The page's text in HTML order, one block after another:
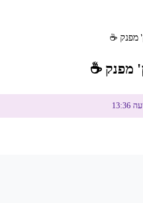
מפנק ☕
מפנק ☕